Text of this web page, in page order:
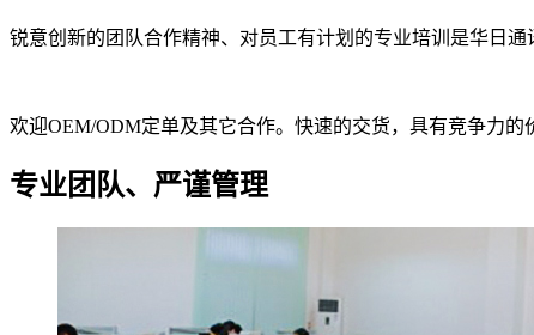
锐意创新的团队合作精神、对员工有计划的专业培训是华日通
欢迎OEM/ODM定单及其它合作。快速的交货，具有竞争力
专业团队、严谨管理